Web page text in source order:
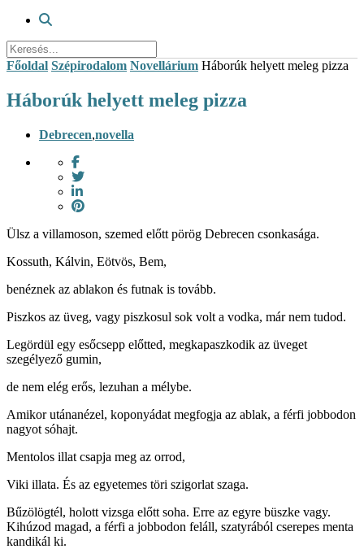
Főoldal Szépirodalom Novellárium Háborúk helyett meleg pizza
Háborúk helyett meleg pizza
Debrecen,novella
Ülsz a villamoson, szemed előtt pörög Debrecen csonkasága.
Kossuth, Kálvin, Eötvös, Bem,
benéznek az ablakon és futnak is tovább.
Piszkos az üveg, vagy piszkosul sok volt a vodka, már nem tudod.
Legördül egy esőcsepp előtted, megkapaszkodik az üveget
szegélyező gumin,
de nem elég erős, lezuhan a mélybe.
Amikor utánanézel, koponyádat megfogja az ablak, a férfi jobbodon
nagyot sóhajt.
Mentolos illat csapja meg az orrod,
Viki illata. És az egyetemes töri szigorlat szaga.
Bűzölögtél, holott vizsga előtt soha. Erre az egyre büszke vagy.
Kihúzod magad, a férfi a jobbodon feláll, szatyrából cserepes menta
kandikál ki.